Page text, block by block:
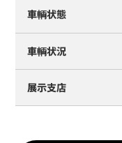
車輌状態
車輌状況
展示支店